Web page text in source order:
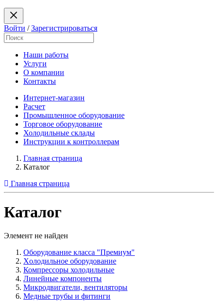
Войти /Зарегистрироваться
Наши работы
Услуги
О компании
Контакты
Интернет-магазин
Расчет
Промышленное оборудование
Торговое оборудование
Холодильные склады
Инструкции к контроллерам
Главная страница
Каталог
Главная страница
Каталог
Элемент не найден
Оборудование класса "Премиум"
Xолодильное оборудование
Компрессоры холодильные
Линейные компоненты
Микродвигатели, вентиляторы
Медные трубы и фитинги